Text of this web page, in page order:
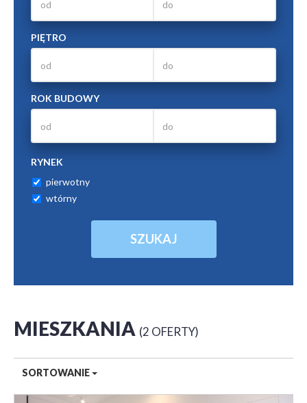
PIĘTRO
ROK BUDOWY
RYNEK
pierwotny
wtórny
MIESZKANIA 2 OFERTY
SORTOWANIE